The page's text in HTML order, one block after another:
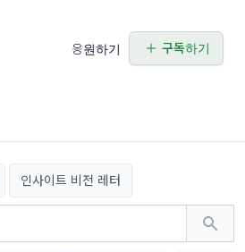
응원하기 구독하기
인사이트 비전 레터